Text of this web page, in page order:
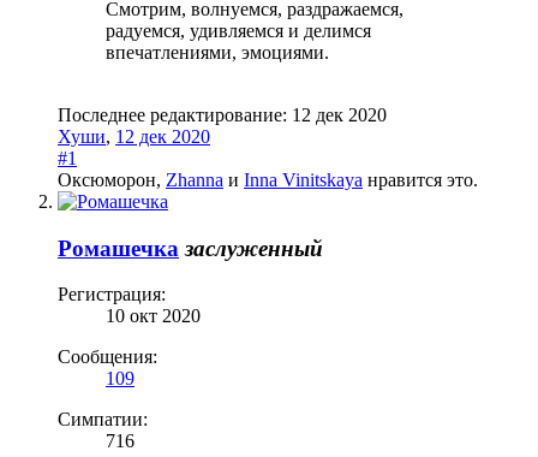
Смотрим, волнуемся, раздражаемся,
радуемся, удивляемся и делимся
впечатлениями, эмоциями.
Последнее редактирование: 12 дек 2020
Хуши, 12 дек 2020
#1
Оксюморон, Zhanna и Inna Vinitskaya нравится это.
Ромашечка заслуженный
Регистрация:
10 окт 2020
Сообщения:
109
Симпатии:
716